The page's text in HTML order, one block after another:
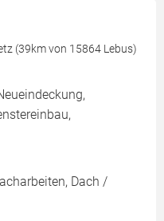
(39km von 15864 Lebus)
Dach /